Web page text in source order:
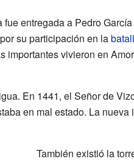
fue entregada a Pedro
su participación en la
importantes vivieron en
En 1441, el Señor de
en mal estado. La nueva
También existió la